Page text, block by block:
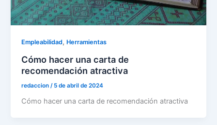
Empleabilidad, Herramientas
Cómo hacer una carta de
recomendación atractiva
redaccion / 5 de abril de 2024
Cómo hacer una carta de recomendación atractiva